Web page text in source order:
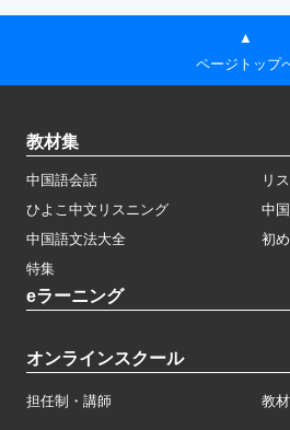
▲
ページトップ
教材集
中国語会話
リ
ひよこ中文リスニング
中
中国語文法大全
初
特集
eラーニング
オンラインスクール
担任制・講師 教